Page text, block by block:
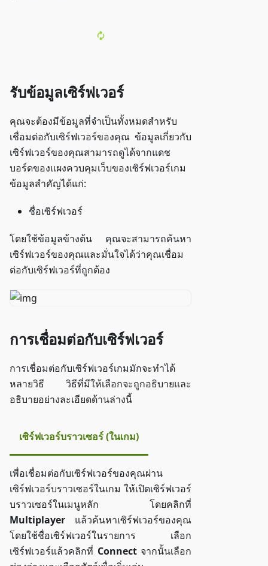
รับข้อมูลเซิร์ฟเวอร์
คุณจะต้องมีข้อมูลที่จำเป็นทั้งหมดสำหรับ
เชื่อมต่อกับเซิร์ฟเวอร์ของคุณ ข้อมูลเกี่ยวกับ
เซิร์ฟเวอร์ของคุณสามารถดูได้จากแดช
บอร์ดของแผงควบคุมเว็บของเซิร์ฟเวอร์เกม
ข้อมูลสำคัญได้แก่:
ชื่อเซิร์ฟเวอร์
โดยใช้ข้อมูลข้างต้น คุณจะสามารถค้นหา
เซิร์ฟเวอร์ของคุณและมั่นใจได้ว่าคุณเชื่อม
ต่อกับเซิร์ฟเวอร์ที่ถูกต้อง
การเชื่อมต่อกับเซิร์ฟเวอร์
การเชื่อมต่อกับเซิร์ฟเวอร์เกมมักจะทำได้
หลายวิธี วิธีที่มีให้เลือกจะถูกอธิบายและ
อธิบายอย่างละเอียดด้านล่างนี้
เซิร์ฟเวอร์บราวเซอร์ (ในเกม)
เพื่อเชื่อมต่อกับเซิร์ฟเวอร์ของคุณผ่าน
เซิร์ฟเวอร์บราวเซอร์ในเกม ให้เปิดเซิร์ฟเวอร์
บราวเซอร์ในเมนูหลัก โดยคลิกที่
Multiplayer แล้วค้นหาเซิร์ฟเวอร์ของคุณ
โดยใช้ชื่อเซิร์ฟเวอร์ในรายการ เลือก
เซิร์ฟเวอร์แล้วคลิกที่ Connectจากนั้นเลือก